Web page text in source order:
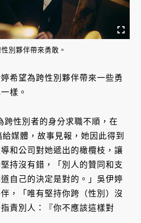
別夥伴帶來勇敢。
希望為跨性別夥伴帶來一些勇
樣。
跨性別者的身分求職不順，在
媒體，故事見報，她因此得到
和公司對她遞出的橄欖枝，讓
持沒有錯，「別人的贊同和支
自己的決定是對的。」吳伊婷
，「唯有堅持你跨（性別）沒
責別人：『你不應該這樣對